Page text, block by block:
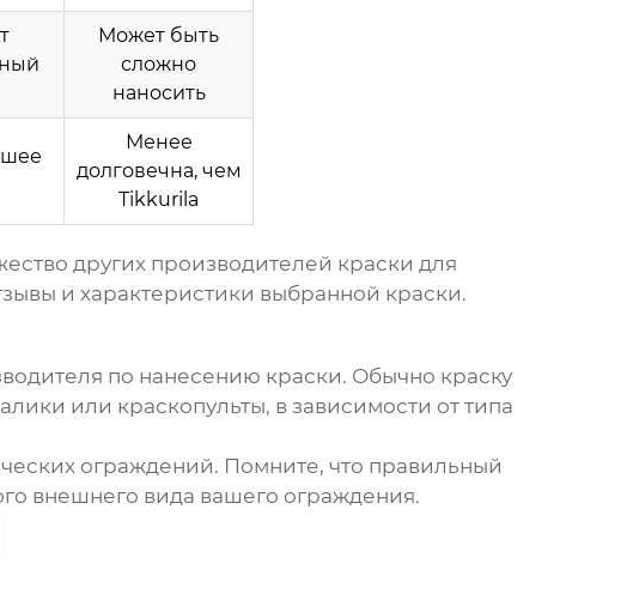
Может быть
сложно
наносить
Менее
долговечна, чем
Tikkurila
других производителей краски для
и характеристики выбранной краски.
по нанесению краски. Обычно краску
или краскопульты, в зависимости от типа
ограждений. Помните, что правильный
внешнего вида вашего ограждения.